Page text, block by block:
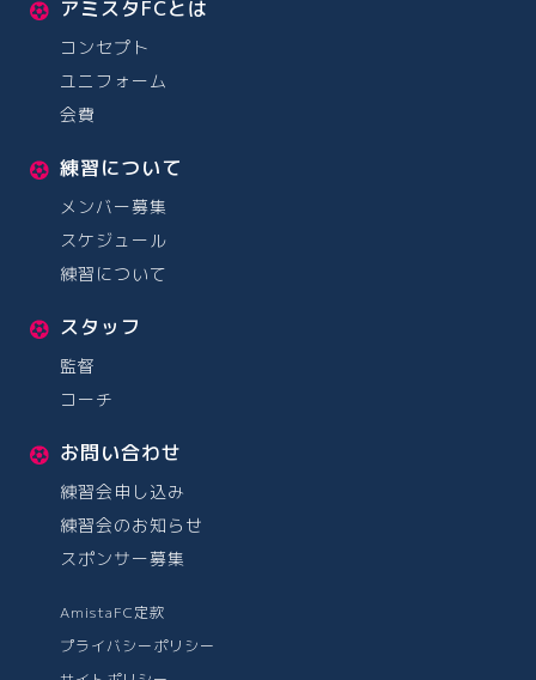
アミスタFCとは
コンセプト
ユニフォーム
会費
練習について
メンバー募集
スケジュール
練習について
スタッフ
監督
コーチ
お問い合わせ
練習会申し込み
練習会のお知らせ
スポンサー募集
AmistaFC定款
プライバシーポリシー